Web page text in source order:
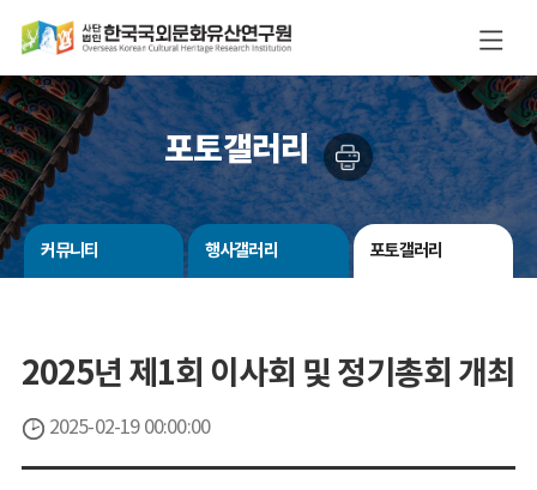
포토갤러리
커뮤니티 행사갤러리 포토갤러리
2025년 제1회 이사회 및 정기총회 개최
2025-02-19 00:00:00